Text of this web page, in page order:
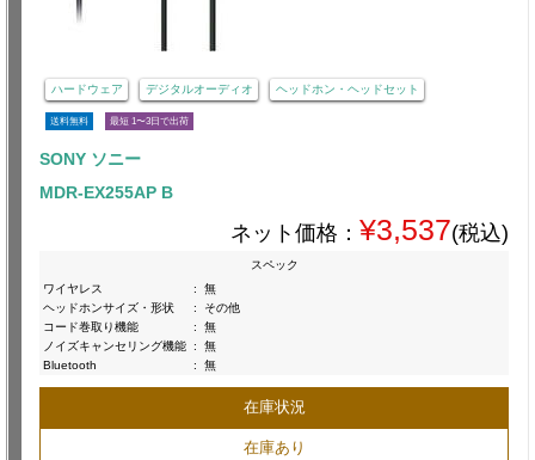
ハードウェア デジタルオーディオ ヘッドホン・ヘッドセット
送料無料 最短 1〜3日で出荷
SONY ソニー
MDR-EX255AP B
ネット価格： ¥3,537(税込)
スペック
ワイヤレス
:
無
ヘッドホンサイズ・形状
:
その他
コード巻取り機能
:
無
ノイズキャンセリング機能 :
無
Bluetooth
: 無
在庫状況
在庫あり